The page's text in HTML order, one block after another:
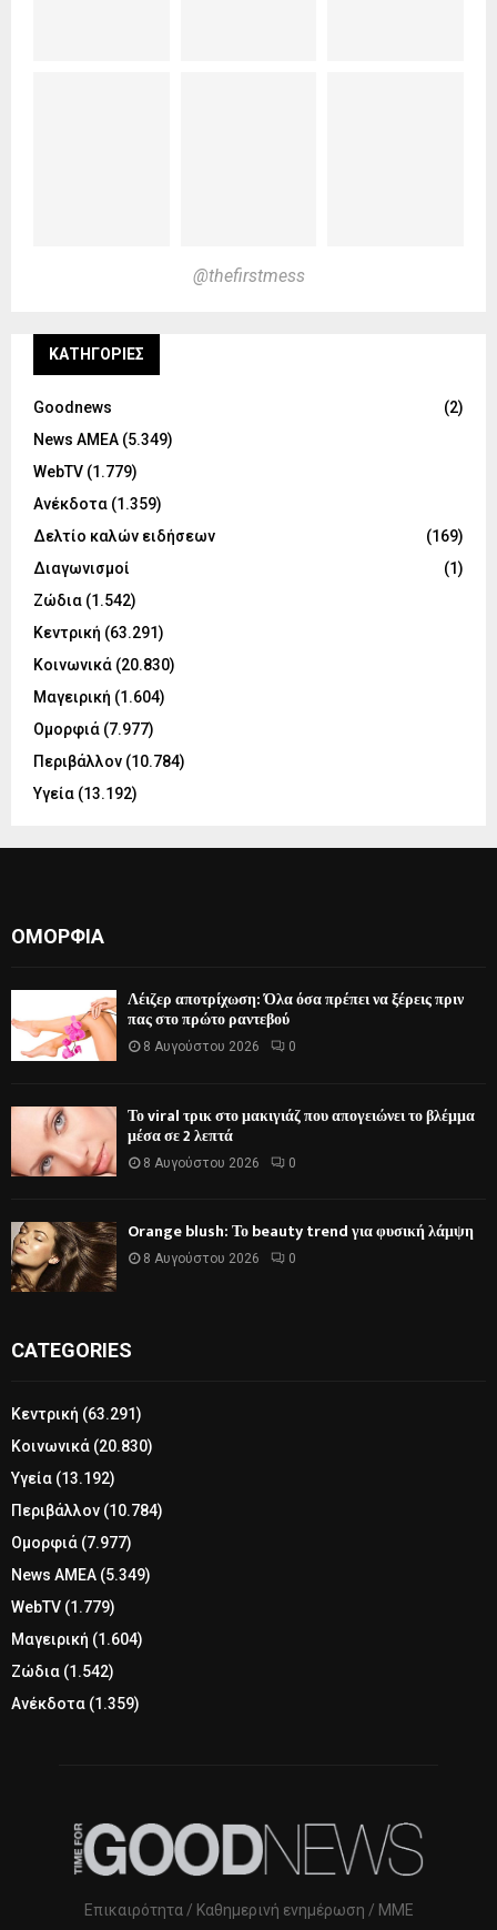
@thefirstmess
KΑΤΗΓΟΡΊΕΣ
Goodnews
(2)
News ΑΜΕΑ (5.349)
WebTV (1.779)
Ανέκδοτα (1.359)
Δελτίο καλών ειδήσεων
(169)
Διαγωνισμοί
(1)
Ζώδια (1.542)
Κεντρική (63.291)
Κοινωνικά (20.830)
Μαγειρική (1.604)
Ομορφιά (7.977)
Περιβάλλον (10.784)
Υγεία (13.192)
ΟΜΟΡΦΙΆ
Λέιζερ αποτρίχωση: Όλα όσα πρέπει να ξέρεις πριν
πας στο πρώτο ραντεβού
8 Αυγούστου 2026 0
Το viral τρικ στο μακιγιάζ που απογειώνει το βλέμμα
μέσα σε 2 λεπτά
8 Αυγούστου 2026 0
Orange blush: Το beauty trend για φυσική λάμψη
8 Αυγούστου 2026 0
CATEGORIES
Κεντρική (63.291)
Κοινωνικά (20.830)
Υγεία (13.192)
Περιβάλλον (10.784)
Ομορφιά (7.977)
News ΑΜΕΑ (5.349)
WebTV (1.779)
Μαγειρική (1.604)
Ζώδια (1.542)
Ανέκδοτα (1.359)
Επικαιρότητα / Καθημερινή ενημέρωση / ΜΜΕ